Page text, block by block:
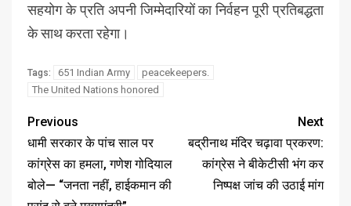
सहयोग के प्रति अपनी जिम्मेदारियों का निर्वहन पूरी प्रतिबद्धता
के साथ करता रहेगा।
Tags: 651 Indian Army
peacekeepers.
The United Nations honored
Previous
धामी सरकार के पांच साल पर
कांग्रेस का हमला, गणेश गोदियाल
बोले— “जनता नहीं, हाईकमान की
Next
बद्रीनाथ मंदिर चढ़ावा प्रकरण:
कांग्रेस ने बीकेटीसी भंग कर
निष्पक्ष जांच की उठाई मांग